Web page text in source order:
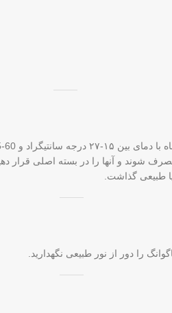
و آنها را در بسته اصلی قرار
را دور از نور طبیعی نگهدارید.